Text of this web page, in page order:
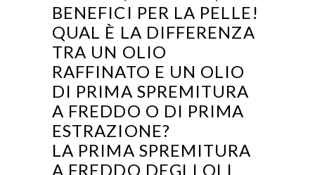
BENEFICI PER LA PELLE!
QUAL È LA DIFFERENZA
TRA UN OLIO
RAFFINATO E UN OLIO
DI PRIMA SPREMITURA
A FREDDO O DI PRIMA
ESTRAZIONE?
LA PRIMA SPREMITURA
A FREDDO DEGLI OLI